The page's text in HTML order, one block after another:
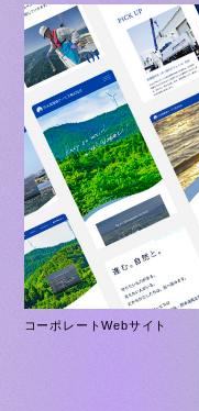
コーポレートWebサイト